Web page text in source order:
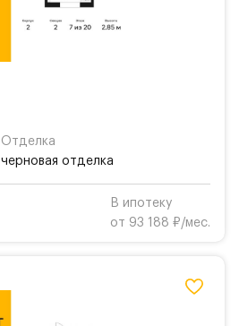
Отделка
черновая отделка
В ипотеку
от 93 188 ₽/мес.